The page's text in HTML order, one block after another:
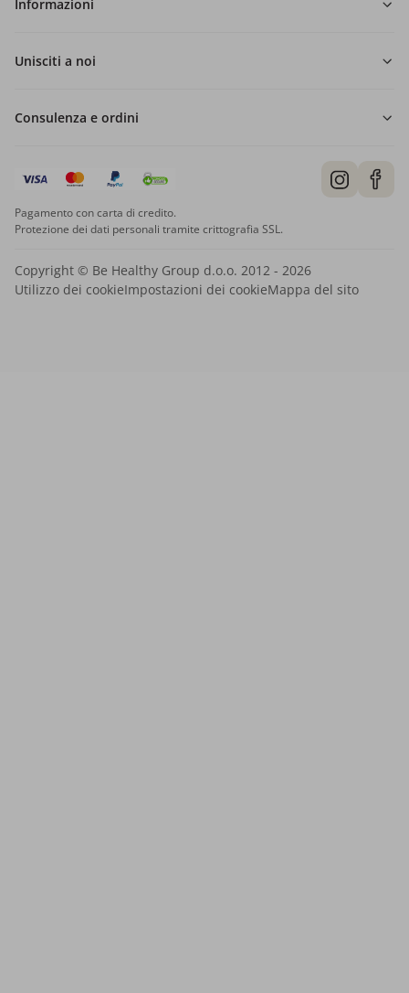
Informazioni
Unisciti a noi
Consulenza e ordini
Pagamento con carta di credito.
Protezione dei dati personali tramite crittografia SSL.
Copyright © Be Healthy Group d.o.o. 2012 - 2026
Utilizzo dei cookieImpostazioni dei cookieMappa del sito